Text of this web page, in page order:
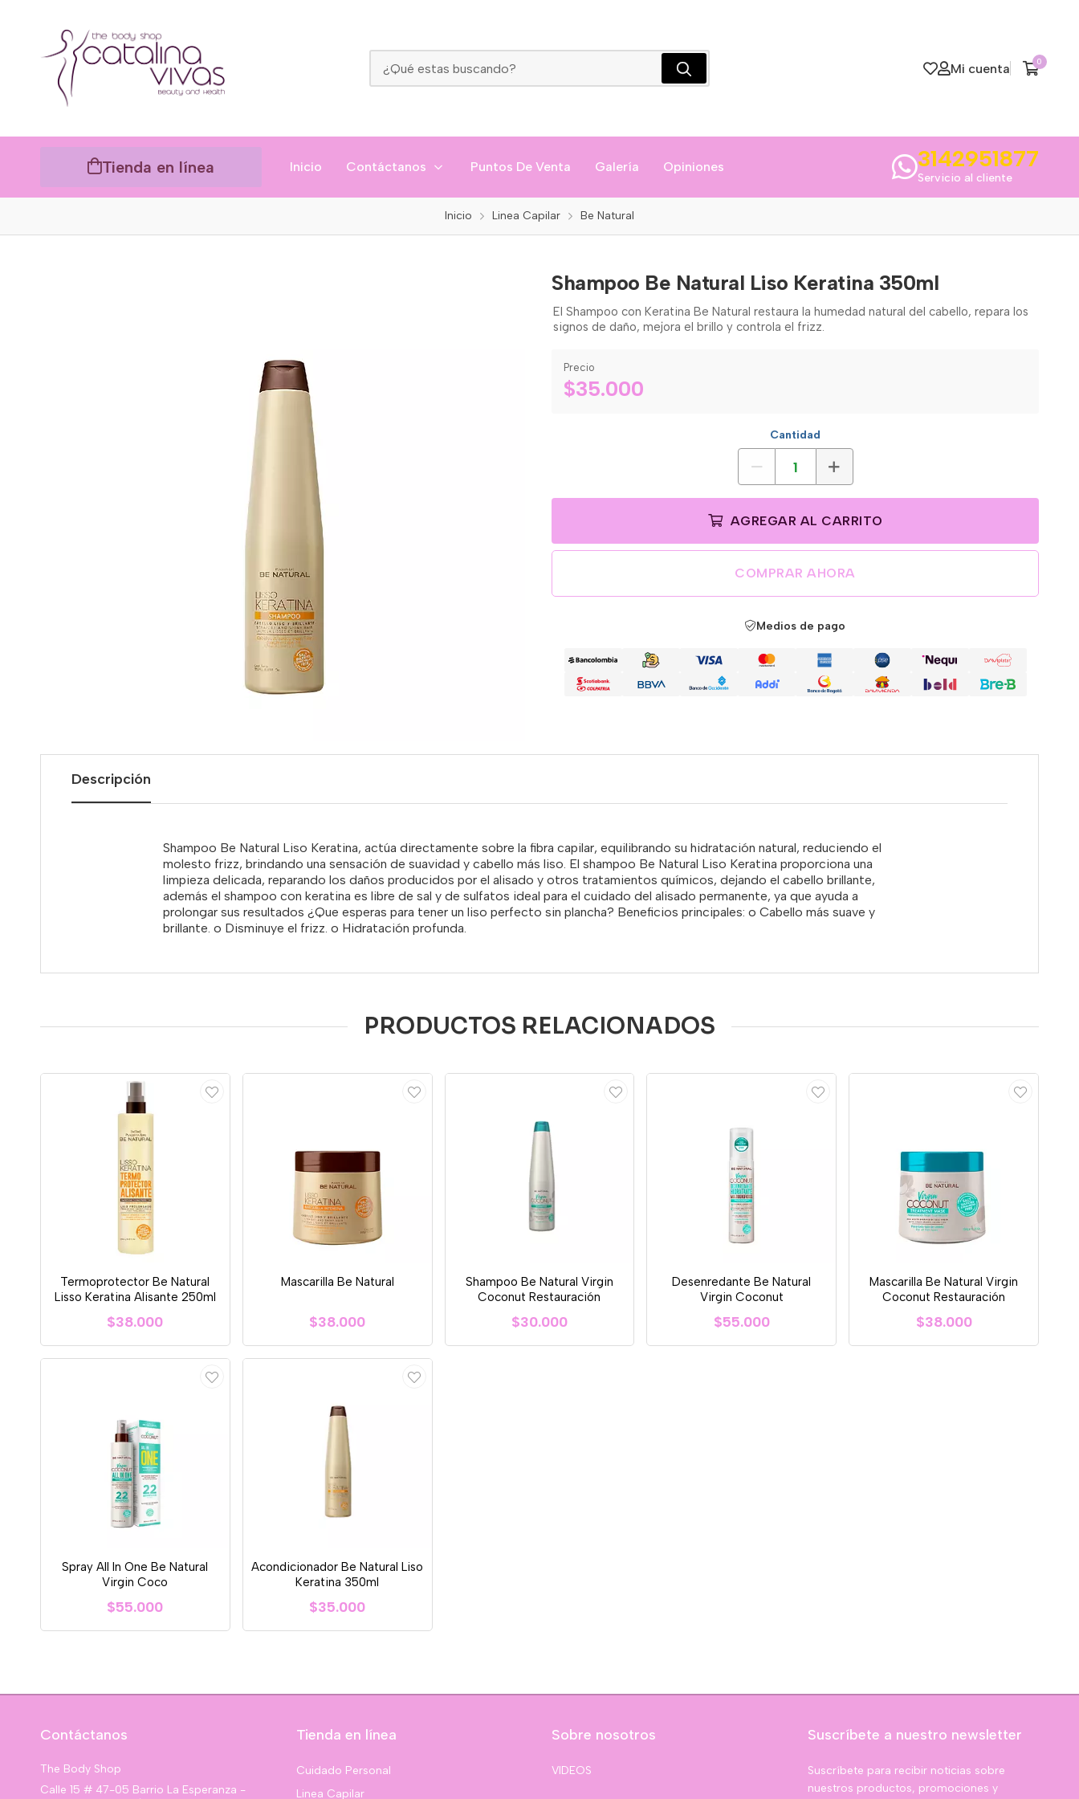
Mi cuenta 0
Tienda en línea Inicio Contáctanos Puntos De Venta Galería Opiniones 3142951877
Servicio al cliente
Inicio Linea Capilar Be Natural
Shampoo Be Natural Liso Keratina 350ml
El Shampoo con Keratina Be Natural restaura la humedad natural del cabello, repara los
signos de daño, mejora el brillo y controla el frizz.
Precio
$35.000
Cantidad
AGREGAR AL CARRITO
COMPRAR AHORA
Medios de pago
Descripción
Shampoo Be Natural Liso Keratina, actúa directamente sobre la fibra capilar, equilibrando su hidratación natural, reduciendo el
molesto frizz, brindando una sensación de suavidad y cabello más liso. El shampoo Be Natural Liso Keratina proporciona una
limpieza delicada, reparando los daños producidos por el alisado y otros tratamientos químicos, dejando el cabello brillante,
además el shampoo con keratina es libre de sal y de sulfatos ideal para el cuidado del alisado permanente, ya que ayuda a
prolongar sus resultados ¿Que esperas para tener un liso perfecto sin plancha? Beneficios principales: o Cabello más suave y
brillante. o Disminuye el frizz. o Hidratación profunda.
PRODUCTOS RELACIONADOS
Termoprotector Be Natural
Lisso Keratina Alisante 250ml
$38.000
Mascarilla Be Natural
$38.000
Shampoo Be Natural Virgin
Coconut Restauración
$30.000
Desenredante Be Natural
Virgin Coconut
$55.000
Mascarilla Be Natural Virgin
Coconut Restauración
$38.000
Spray All In One Be Natural
Virgin Coco
$55.000
Acondicionador Be Natural Liso
Keratina 350ml
$35.000
Contáctanos
The Body Shop
Calle 15 # 47-05 Barrio La Esperanza -
Tienda en línea
Cuidado Personal
Linea Capilar
Sobre nosotros
VIDEOS
Suscríbete a nuestro newsletter
Suscríbete para recibir noticias sobre
nuestros productos, promociones y